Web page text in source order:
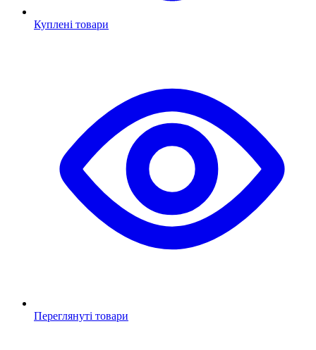
Куплені товари
Переглянуті товари